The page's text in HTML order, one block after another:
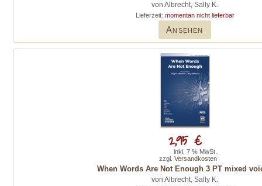
von Albrecht, Sally K.
Lieferzeit: momentan nicht lieferbar
Ansehen
When Words Are Not Enough 3 PT mixed
von Albrecht, Sally K.
2,95 €
inkl. 7 % MwSt.
zzgl. Versandkosten